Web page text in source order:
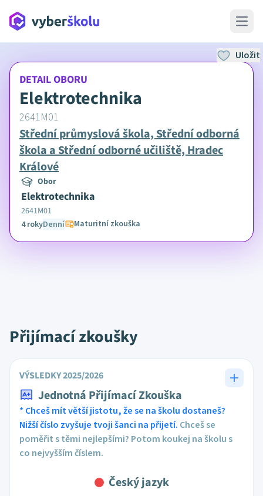
Open
DETAIL OBORU
Elektrotechnika
2641M01
Střední průmyslová škola, Střední odborná
škola a Střední odborné učiliště, Hradec
Králové
Obor
Elektrotechnika
2641M01
4 rokyDenní Maturitní zkouška
Uložit
Přijímací zkoušky
VÝSLEDKY 2025/2026
Jednotná Přijímací Zkouška
* Chceš mít větší jistotu, že se na školu dostaneš?
Nižší číslo zvyšuje tvoji šanci na přijetí. Chceš se
poměřit s těmi nejlepšími? Potom koukej na školu s
co nejvyšším číslem.
Český jazyk